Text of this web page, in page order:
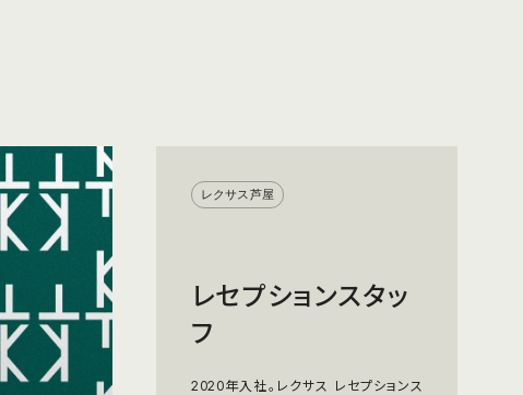
レクサス芦屋
レセプションスタッ
フ
2020年入社。レクサス レセプションス